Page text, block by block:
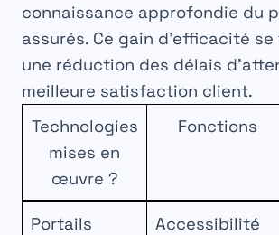
connaissance approfondie du
assurés. Ce gain d’efficacité
une réduction des délais
meilleure satisfaction client.
Technologies
mises en
œuvre ?
Fonctions
Portails
Accessibilité